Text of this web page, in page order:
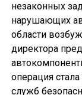
незаконных
нарушающих
области
директора
операция
служб